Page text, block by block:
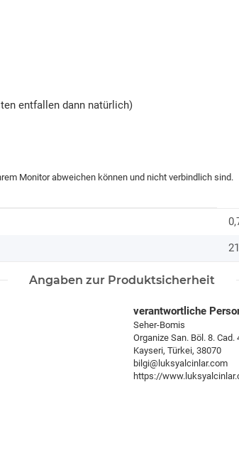
entfallen dann natürlich)
Monitor abweichen können und nicht verbindlich sind.
Angaben zur Produktsicherheit
verantwortliche
Seher-Bomis
Organize San. Böl. 8. Cad.
Kayseri, Türkei, 38070
bilgi@luksyalcinlar.com
https://